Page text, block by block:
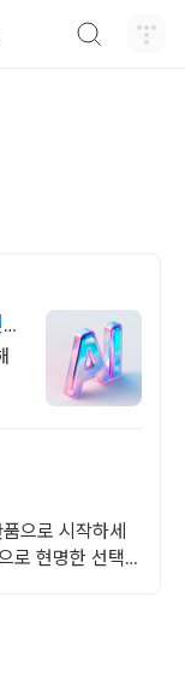
으로 시작하세
로 현명한 선택을